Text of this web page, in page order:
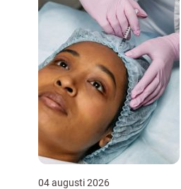
04 augusti 2026